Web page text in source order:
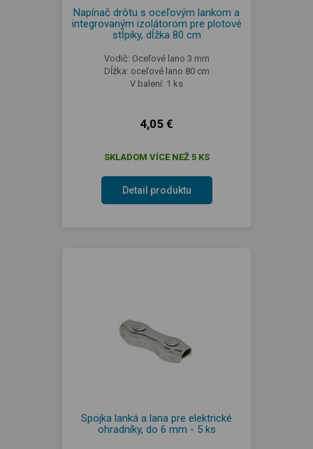
Napínač drôtu s oceľovým lankom a
integrovaným izolátorom pre plotové
stĺpiky, dĺžka 80 cm
Vodič: Oceľové lano 3 mm
Dĺžka: oceľové lano 80 cm
V balení: 1 ks
4,05 €
SKLADOM VÍCE NEŽ 5 KS
Detail produktu
Spojka lanká a lana pre elektrické
ohradníky, do 6 mm - 5 ks